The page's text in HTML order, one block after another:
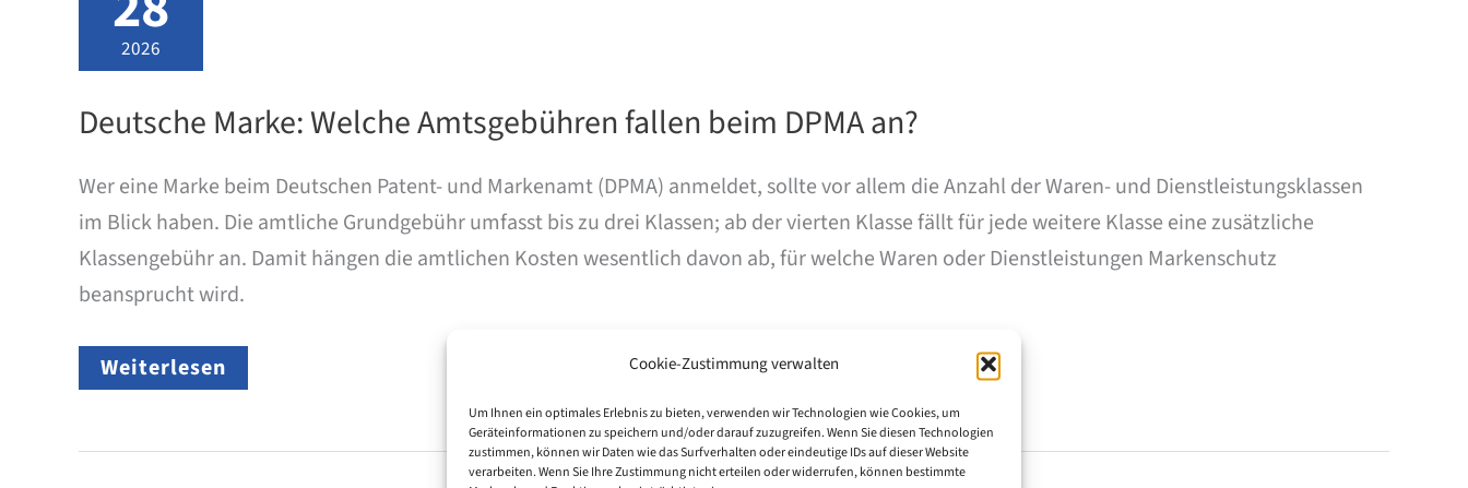
Cookie-Zustimmung verwalten
Um Ihnen ein optimales Erlebnis zu bieten, verwenden wir Technologien wie Cookies, um
Geräteinformationen zu speichern und/oder darauf zuzugreifen. Wenn Sie diesen Technologien
zustimmen, können wir Daten wie das Surfverhalten oder eindeutige IDs auf dieser Website
verarbeiten. Wenn Sie Ihre Zustimmung nicht erteilen oder widerrufen, können bestimmte
2026
Deutsche Marke: Welche Amtsgebühren fallen beim DPMA an?
Wer eine Marke beim Deutschen Patent- und Markenamt (DPMA) anmeldet, sollte vor allem die Anzahl der Waren- und Dienstleistungsklassen
im Blick haben. Die amtliche Grundgebühr umfasst bis zu drei Klassen; ab der vierten Klasse fällt für jede weitere Klasse eine zusätzliche
Klassengebühr an. Damit hängen die amtlichen Kosten wesentlich davon ab, für welche Waren oder Dienstleistungen Markenschutz
beansprucht wird.
Deutsche
Marke:
fallen
Weiterlesen